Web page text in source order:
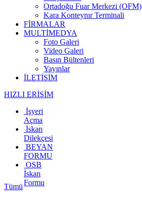
Ortadoğu Fuar Merkezi (OFM)
Kara Konteynır Terminali
FİRMALAR
MULTİMEDYA
Foto Galeri
Video Galeri
Basın Bültenleri
Yayınlar
İLETİŞİM
HIZLI ERİŞİM
İşyeri
Açma
İskan
Dilekçesi
BEYAN
FORMU
OSB
İskan
Formu
Tümü